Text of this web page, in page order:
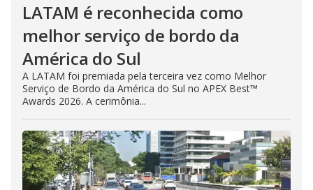
LATAM é reconhecida como
melhor serviço de bordo da
América do Sul
A LATAM foi premiada pela terceira vez como Melhor
Serviço de Bordo da América do Sul no APEX Best™
Awards 2026. A cerimônia...